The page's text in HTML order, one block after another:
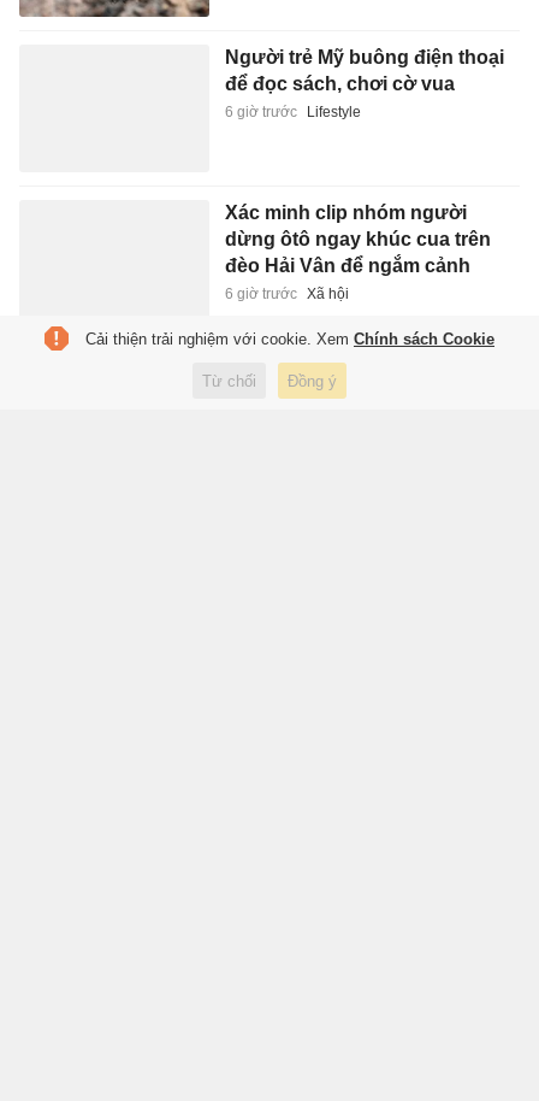
Người trẻ Mỹ buông điện thoại
để đọc sách, chơi cờ vua
6 giờ trước Lifestyle
Xác minh clip nhóm người
dừng ôtô ngay khúc cua trên
đèo Hải Vân để ngắm cảnh
6 giờ trước Xã hội
Ám ảnh tâm lý mang tên ly hôn
6 giờ trước Sách hay
Cải thiện trải nghiệm với cookie. Xem Chính sách Cookie
Từ chối Đồng ý